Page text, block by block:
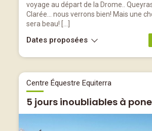
voyage au départ de la Drome..
Clarée... nous verrons bien! Mais une
sera beau! […]
Dates proposées
Centre Équestre Equiterra
5 jours inoubliables à